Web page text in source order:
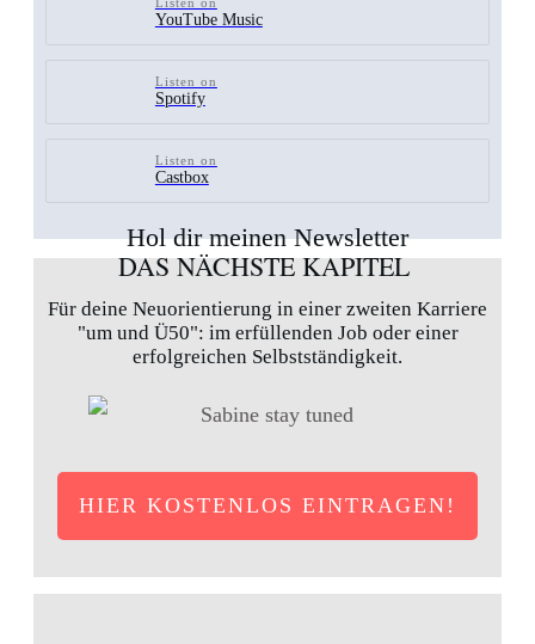
YouTube Music
Listen on
Spotify
Listen on
Castbox
Hol dir meinen Newsletter
DAS NÄCHSTE KAPITEL
Für deine Neuorientierung in einer zweiten Karriere
"um und Ü50": im erfüllenden Job oder einer
erfolgreichen Selbstständigkeit.
HIER KOSTENLOS EINTRAGEN!